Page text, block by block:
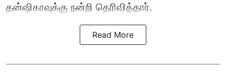
தன்ஷிகாவுக்கு நன்றி தெரிவித்தார்.
Read More